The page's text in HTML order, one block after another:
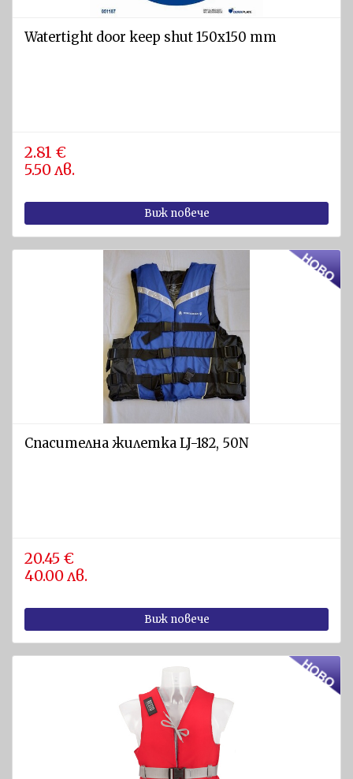
Watertight door keep shut 150x150 mm
2.81 €
5.50 лв.
Виж повече
Спасителна жилетка LJ-182, 50N
20.45 €
40.00 лв.
Виж повече